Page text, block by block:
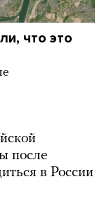
что это
после
в России